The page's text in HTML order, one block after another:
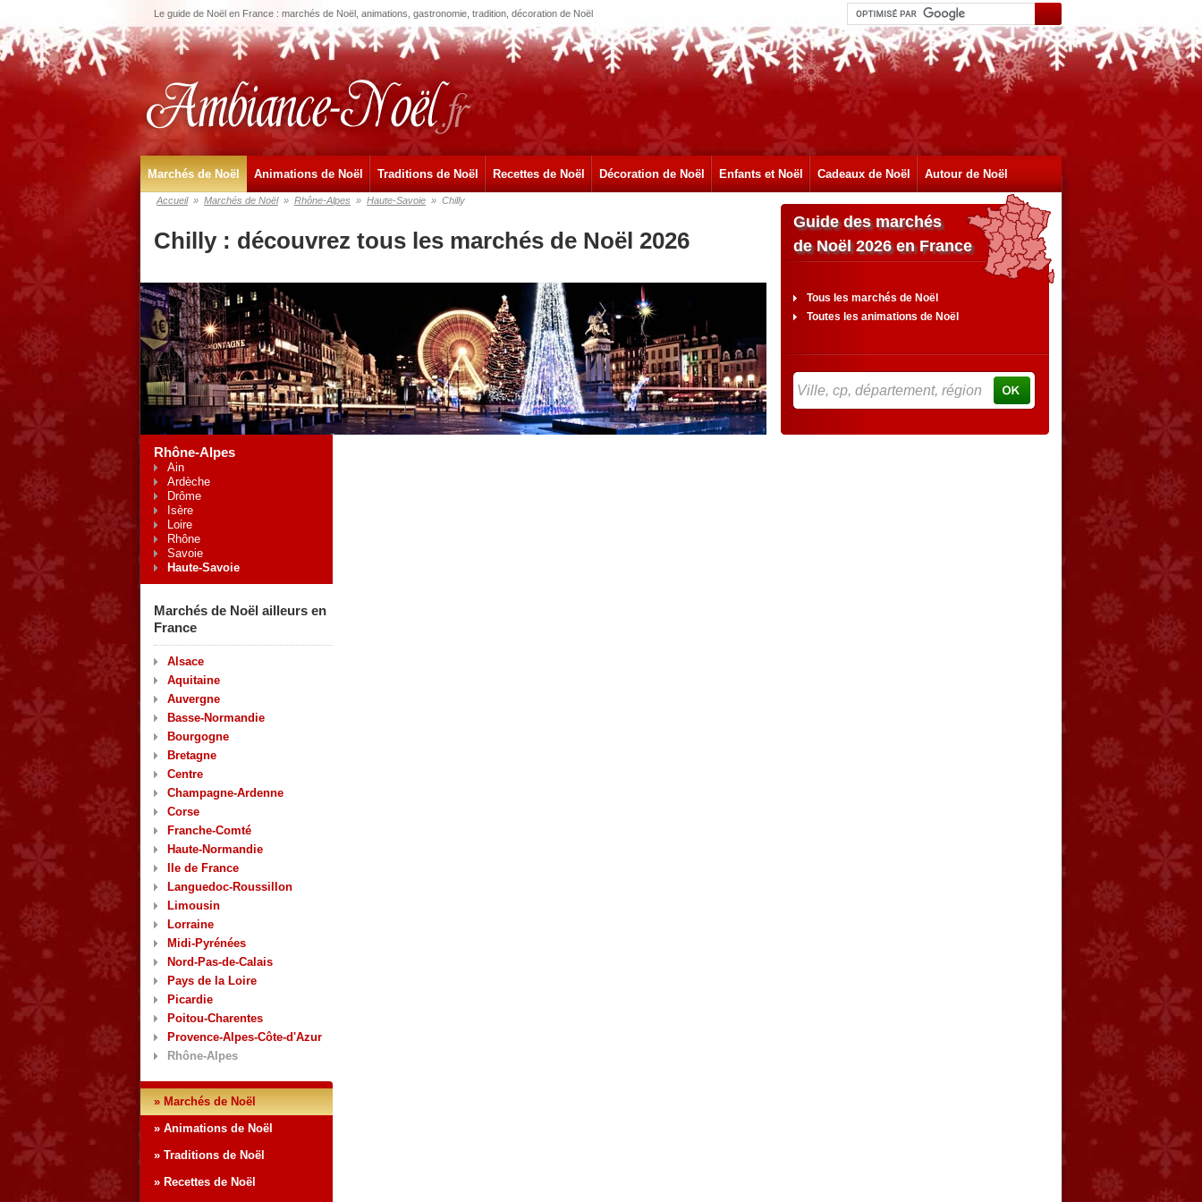
Le guide de Noël en France : marchés de Noël, animations, gastronomie, tradition, décoration de Noël
Marchés de Noël Animations de Noël Traditions de Noël Recettes de Noël Décoration de Noël Enfants et Noël Cadeaux de Noël Autour de Noël
Accueil » Marchés de Noël » Rhône-Alpes » Haute-Savoie » Chilly
Chilly : découvrez tous les marchés de Noël 2026
Rhône-Alpes
Ain
Ardèche
Drôme
Isère
Loire
Rhône
Savoie
Haute-Savoie
Marchés de Noël ailleurs en
France
Alsace
Aquitaine
Auvergne
Basse-Normandie
Bourgogne
Bretagne
Centre
Champagne-Ardenne
Corse
Franche-Comté
Haute-Normandie
Ile de France
Languedoc-Roussillon
Limousin
Lorraine
Midi-Pyrénées
Nord-Pas-de-Calais
Pays de la Loire
Picardie
Poitou-Charentes
Provence-Alpes-Côte-d'Azur
Rhône-Alpes
» Marchés de Noël
» Animations de Noël
» Traditions de Noël
» Recettes de Noël
Guide des marchés
de Noël 2026 en France
Tous les marchés de Noël
Toutes les animations de Noël